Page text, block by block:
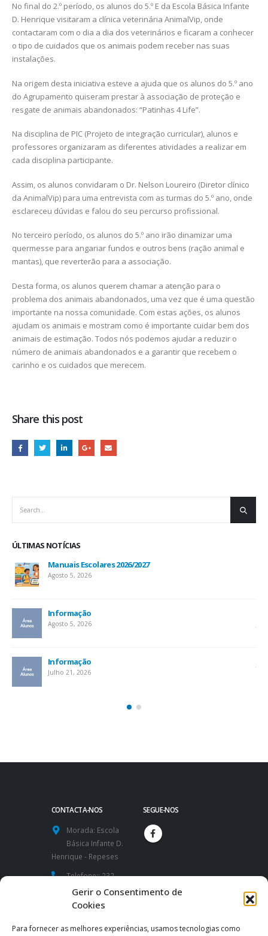
Gerir o Consentimento de
Cookies
Para fornecer as melhores experiências, usamos tecnologias como
No final do 2.º período, os alunos do 5.º E da Escola Básica Infante
D. Henrique visitaram a clínica veterinária AnimalVip, onde
contactaram com o dia a dia dos veterinários e ficaram a conhecer
o tipo de cuidados que os animais podem receber nas suas
instalações.
Na origem desta iniciativa esteve a ajuda que os alunos do 5.º ano
do Agrupamento quiseram prestar à associação de proteção e
resgate de animais abandonados: “Patinhas 4 Life”.
Na disciplina de PIC (Projeto de integração curricular), alunos e
professores organizaram as diferentes atividades a realizar em
cada disciplina participante.
Assim, os alunos convidaram o Dr. Nelson Loureiro (Diretor clínico
da AnimalVip) para uma entrevista com as turmas do 5.º ano, onde
esclareceu dúvidas e falou do seu percurso profissional.
No terceiro período, os alunos do 5.º ano irão dinamizar uma
quermesse para angariar fundos e outros bens (ração animal e
mantas), que reverterão para a associação.
Desta forma, os alunos querem chamar a atenção para o
problema dos animais abandonados, uma vez que é uma questão
importante na nossa comunidade. Com estas ações, os alunos
ajudam os animais e mostram como é importante cuidar bem dos
animais de estimação. Todos nós podemos ajudar a reduzir o
número de animais abandonados e a garantir que recebem o
carinho e os cuidados que merecem.
Share this post
ÚLTIMAS NOTÍCIAS
Manuais Escolares 2026/2027
Agosto 5, 2026
Informação
Agosto 5, 2026
Informação
Julho 21, 2026
CONTACTA-NOS
Morada: Escola
Básica Infante D.
Henrique - Repeses
Telefone::232
424 591 / 232
426 260
SEGUE-NOS